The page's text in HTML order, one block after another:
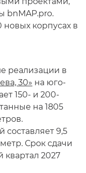
bnMAP.pro.
новых корпусах в
реализации в
30» на юго-
150- и 200-
на 1805
составляет 9,5
Срок сдачи
квартал 2027